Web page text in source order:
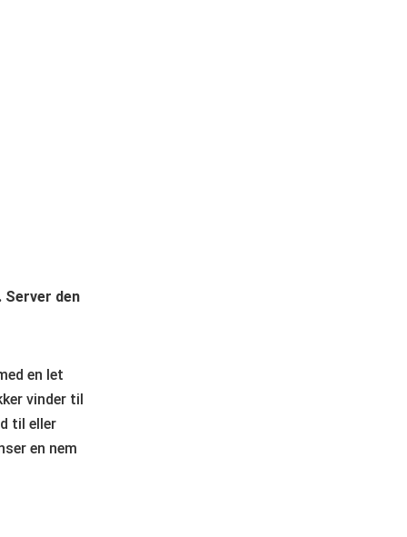
den
en let
vinder til
til eller
en nem